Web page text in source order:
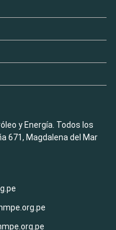
y Energía. Todos los
671, Magdalena del Mar